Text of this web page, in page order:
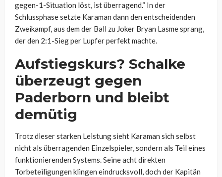
gegen-1-Situation löst, ist überragend.“ In der
Schlussphase setzte Karaman dann den entscheidenden
Zweikampf, aus dem der Ball zu Joker Bryan Lasme sprang,
der den 2:1-Sieg per Lupfer perfekt machte.
Aufstiegskurs? Schalke
überzeugt gegen
Paderborn und bleibt
demütig
Trotz dieser starken Leistung sieht Karaman sich selbst
nicht als überragenden Einzelspieler, sondern als Teil eines
funktionierenden Systems. Seine acht direkten
Torbeteiligungen klingen eindrucksvoll, doch der Kapitän